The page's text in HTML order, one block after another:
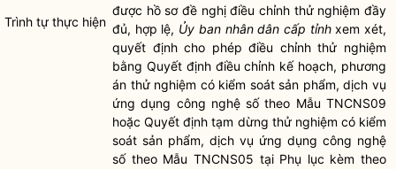
Trình tự thực hiện
được hồ sơđề nghị điều chỉnh thử nghiệm đầy
đủ, hợp lệ, Ủy ban nhân dân cấp tỉnhxem xét,
quyết định cho phép điều chỉnh thử nghiệm
bằng Quyết định điều chỉnh kế hoạch, phương
án thử nghiệm có kiểm soát sản phẩm, dịch vụ
ứng dụng công nghệ số theo Mẫu TNCNS09
hoặc Quyết định tạm dừng thử nghiệm có kiểm
soát sản phẩm, dịch vụ ứng dụng công nghệ
số theo Mẫu TNCNS05 tại Phụ lục kèm theo